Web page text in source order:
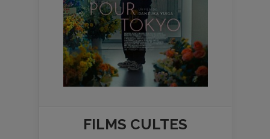
FILMS CULTES